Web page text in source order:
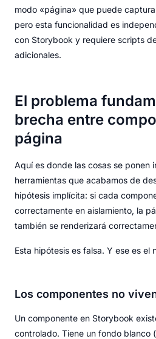
modo «página» que puede
pero esta funcionalidad es
con Storybook y requiere scripts
adicionales.
El problema
brecha entre
página
Aquí es donde las cosas se ponen
herramientas que acabamos de
hipótesis implícita: si cada
correctamente en aislamiento, la
también se renderizará
Esta hipótesis es falsa. Y ese es el
Los componentes no
Un componente en Storybook
controlado. Tiene un fondo blanco